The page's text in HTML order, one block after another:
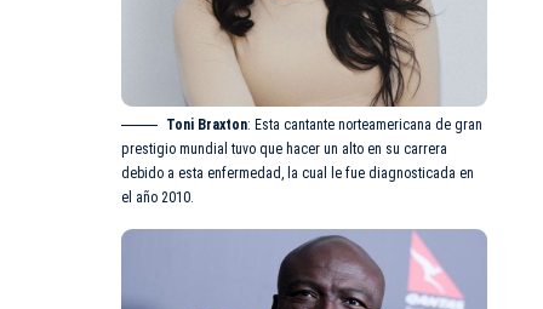
Toni Braxton: Esta cantante norteamericana de gran
prestigio mundial tuvo que hacer un alto en su carrera
debido a esta enfermedad, la cual le fue diagnosticada en
el año 2010.